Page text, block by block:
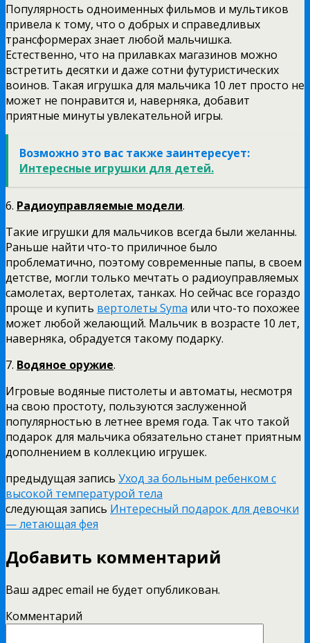
Популярность одноименных фильмов и мультиков
привела к тому, что о добрых и справедливых
трансформерах знает любой мальчишка.
Естественно, что на прилавках магазинов можно
встретить десятки и даже сотни футуристических
воинов. Такая игрушка для мальчика 10 лет просто не
может не понравится и, наверняка, добавит
приятные минуты увлекательной игры.
Возможно это вас также заинтересует:
Интересные игрушки для детей.
6. Радиоуправляемые модели.
Такие игрушки для мальчиков всегда были желанны.
Раньше найти что-то приличное было
проблематично, поэтому современные папы, в своем
детстве, могли только мечтать о радиоуправляемых
самолетах, вертолетах, танках. Но сейчас все гораздо
проще и купить вертолеты Syma или что-то похожее
может любой желающий. Мальчик в возрасте 10 лет,
наверняка, обрадуется такому подарку.
7. Водяное оружие.
Игровые водяные пистолеты и автоматы, несмотря
на свою простоту, пользуются заслуженной
популярностью в летнее время года. Так что такой
подарок для мальчика обязательно станет приятным
дополнением в коллекцию игрушек.
предыдущая запись Уход за больным ребенком с
высокой температурой тела
следующая запись Интересный подарок для девочки
— летающая фея
Добавить комментарий
Ваш адрес email не будет опубликован.
Комментарий